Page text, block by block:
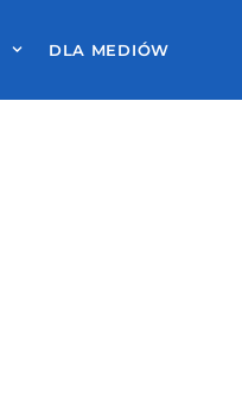
DLA MEDIÓW